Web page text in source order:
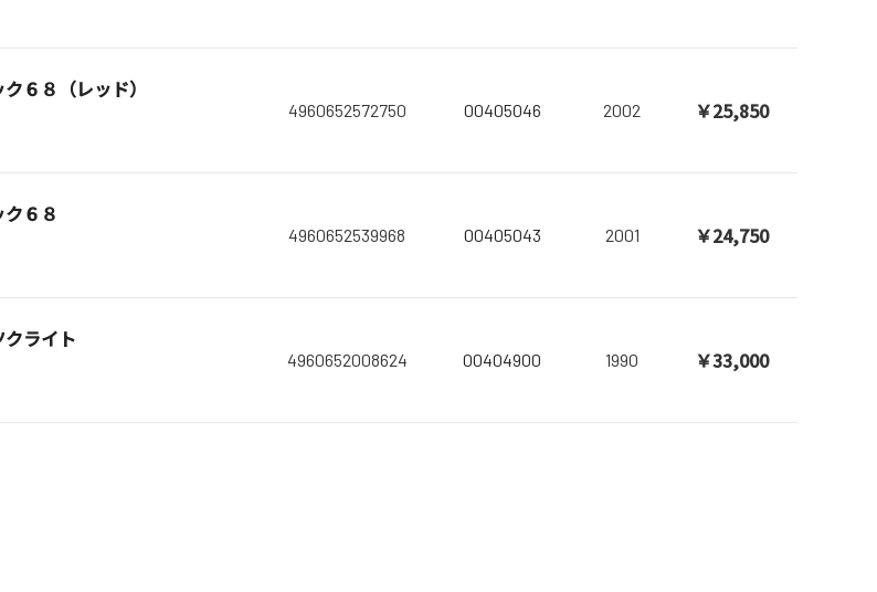
６８（レッド）
4960652572750 00405046 2002 ￥25,850
６８
4960652539968 00405043 2001 ￥24,750
ライト
4960652008624 00404900 1990 ￥33,000